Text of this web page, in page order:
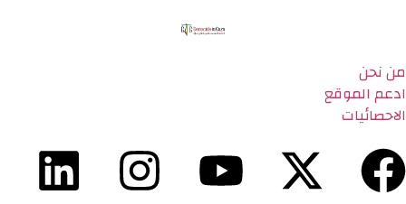
من نحن
ادعم الموقع
الاحصائيات